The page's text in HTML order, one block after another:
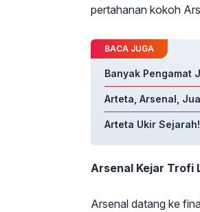
pertahanan kokoh
BACA JUGA
Banyak Pengamat
Arteta, Arsenal,
Arteta Ukir
Arsenal Kejar Trofi
Arsenal datang ke